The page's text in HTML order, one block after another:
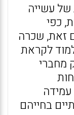
של עשייה
כפי
זאת, שכרה
לקראת
מחברי
עמידה
בחייהם